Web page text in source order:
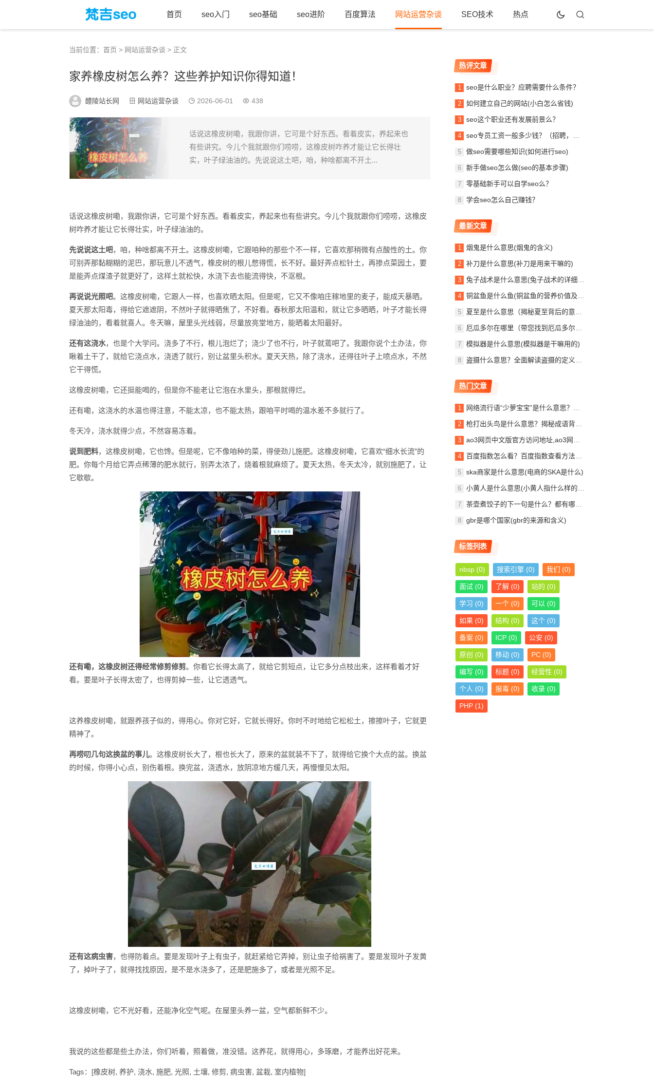
首页 seo入门 seo基础 seo进阶 百度算法 网站运营杂谈 SEO技术 热点
当前位置： 首页 > 网站运营杂谈 > 正文
家养橡皮树怎么养？这些养护知识你得知道！
醴陵站长网 网站运营杂谈 2026-06-01 438
话说这橡皮树嘞，我跟你讲，它可是个好东西。看着皮实，养起来也
有些讲究。今儿个我就跟你们唠唠，这橡皮树咋养才能让它长得壮
实，叶子绿油油的。先说说这土吧，咱，种啥都离不开土...
话说这橡皮树嘞，我跟你讲，它可是个好东西。看着皮实，养起来也有些讲究。今儿个我就跟你们唠唠，这橡皮
树咋养才能让它长得壮实，叶子绿油油的。
先说说这土吧，咱，种啥都离不开土。这橡皮树嘞，它跟咱种的那些个不一样，它喜欢那稍微有点酸性的土。你
可别弄那黏糊糊的泥巴，那玩意儿不透气，橡皮树的根儿憋得慌，长不好。最好弄点松针土，再掺点菜园土，要
是能弄点煤渣子就更好了，这样土就松快，水浇下去也能流得快，不沤根。
再说说光照吧。这橡皮树嘞，它跟人一样，也喜欢晒太阳。但是呢，它又不像咱庄稼地里的麦子，能成天暴晒。
夏天那太阳毒，得给它遮遮阴，不然叶子就得晒焦了，不好看。春秋那太阳温和，就让它多晒晒，叶子才能长得
绿油油的，看着就喜人。冬天嘛，屋里头光线弱，尽量放亮堂地方，能晒着太阳最好。
还有这浇水，也是个大学问。浇多了不行，根儿泡烂了；浇少了也不行，叶子就蔫吧了。我跟你说个土办法，你
瞅着土干了，就给它浇点水，浇透了就行，别让盆里头积水。夏天天热，除了浇水，还得往叶子上喷点水，不然
它干得慌。
这橡皮树嘞，它还挺能喝的，但是你不能老让它泡在水里头，那根就得烂。
还有嘞，这浇水的水温也得注意，不能太凉，也不能太热，跟咱平时喝的温水差不多就行了。
冬天冷，浇水就得少点，不然容易冻着。
说到肥料，这橡皮树嘞，它也馋。但是呢，它不像咱种的菜，得使劲儿施肥。这橡皮树嘞，它喜欢“细水长流”的
肥。你每个月给它弄点稀薄的肥水就行，别弄太浓了，烧着根就麻烦了。夏天太热，冬天太冷，就别施肥了，让
它歇歇。
还有嘞，这橡皮树还得经常修剪修剪。你看它长得太高了，就给它剪短点，让它多分点枝出来，这样看着才好
看。要是叶子长得太密了，也得剪掉一些，让它透透气。
这养橡皮树嘞，就跟养孩子似的，得用心。你对它好，它就长得好。你时不时地给它松松土，擦擦叶子，它就更
精神了。
再唠叨几句这换盆的事儿。这橡皮树长大了，根也长大了，原来的盆就装不下了，就得给它换个大点的盆。换盆
的时候，你得小心点，别伤着根。换完盆，浇透水，放阴凉地方缓几天，再慢慢见太阳。
还有这病虫害，也得防着点。要是发现叶子上有虫子，就赶紧给它弄掉，别让虫子给祸害了。要是发现叶子发黄
了，掉叶子了，就得找找原因，是不是水浇多了，还是肥施多了，或者是光照不足。
这橡皮树嘞，它不光好看，还能净化空气呢。在屋里头养一盆，空气都新鲜不少。
我说的这些都是些土办法，你们听着，照着做，准没错。这养花，就得用心，多琢磨，才能养出好花来。
Tags：[橡皮树, 养护, 浇水, 施肥, 光照, 土壤, 修剪, 病虫害, 盆栽, 室内植物]
热评文章
seo是什么职业？应聘需要什么条件？
如何建立自己的网站(小白怎么省钱)
seo这个职业还有发展前景么？
seo专员工资一般多少钱？（招聘，待遇，月薪）！
做seo需要哪些知识(如何进行seo)
新手做seo怎么做(seo的基本步骤)
零基础新手可以自学seo么？
学会seo怎么自己赚钱？
最新文章
烟鬼是什么意思(烟鬼的含义)
补刀是什么意思(补刀是用来干嘛的)
兔子战术是什么意思(兔子战术的详细解释)
铜盆鱼是什么鱼(铜盆鱼的营养价值及效果)
夏至是什么意思（揭秘夏至背后的意义）
厄瓜多尔在哪里（带您找到厄瓜多尔的位置所在）
模拟器是什么意思(模拟器是干嘛用的)
盗摄什么意思？全面解读盗摄的定义与危害
热门文章
网络流行语“少萝宝宝”是什么意思？带你了解其含义和起源
枪打出头鸟是什么意思？揭秘成语背后的深层含义
ao3网页中文版官方访问地址,ao3网页打不开了怎么解决？
百度指数怎么看？百度指数查看方法（新手教程）
ska商家是什么意思(电商的SKA是什么)
小黄人是什么意思(小黄人指什么样的人)
茶壶煮饺子的下一句是什么？都有哪些说法？
gbr是哪个国家(gbr的来源和含义)
标签列表
nbsp (0) 搜索引擎 (0) 我们 (0)
面试 (0) 了解 (0) 站的 (0)
学习 (0) 一个 (0) 可以 (0)
如果 (0) 结构 (0) 这个 (0)
备案 (0) ICP (0) 公安 (0)
原创 (0) 移动 (0) PC (0)
编写 (0) 标题 (0) 经营性 (0)
个人 (0) 报毒 (0) 收录 (0)
PHP (1)